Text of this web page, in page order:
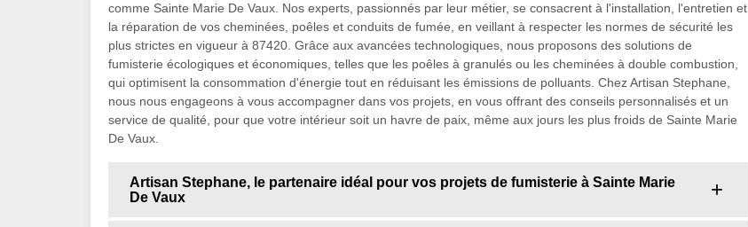
comme Sainte Marie De Vaux. Nos experts, passionnés par leur métier, se consacrent à l'installation, l'entretien et
la réparation de vos cheminées, poêles et conduits de fumée, en veillant à respecter les normes de sécurité les
plus strictes en vigueur à 87420. Grâce aux avancées technologiques, nous proposons des solutions de
fumisterie écologiques et économiques, telles que les poêles à granulés ou les cheminées à double combustion,
qui optimisent la consommation d'énergie tout en réduisant les émissions de polluants. Chez Artisan Stephane,
nous nous engageons à vous accompagner dans vos projets, en vous offrant des conseils personnalisés et un
service de qualité, pour que votre intérieur soit un havre de paix, même aux jours les plus froids de Sainte Marie
De Vaux.
Artisan Stephane, le partenaire idéal pour vos projets de fumisterie à Sainte Marie
De Vaux